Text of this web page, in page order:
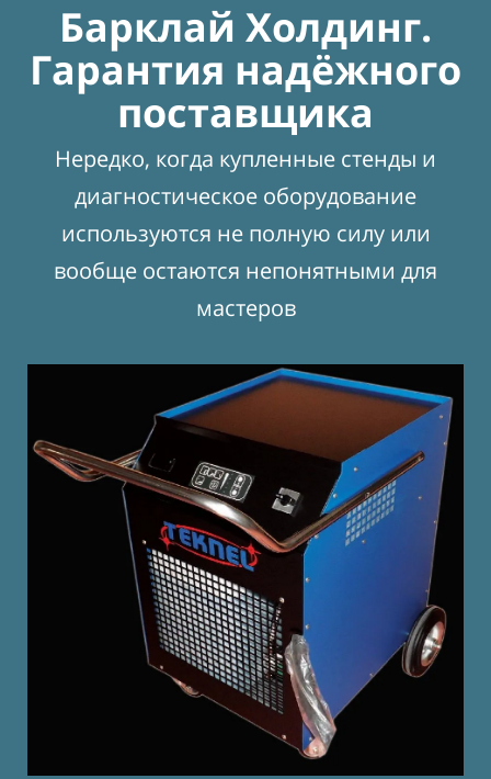
Барклай Холдинг.
Гарантия надёжного
поставщика
Нередко, когда купленные стенды и
диагностическое оборудование
используются не полную силу или
вообще остаются непонятными для
мастеров